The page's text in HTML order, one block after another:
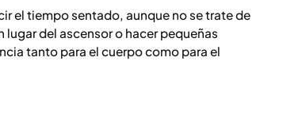
el tiempo sentado, aunque no se trate de
del ascensor o hacer pequeñas
tanto para el cuerpo como para el